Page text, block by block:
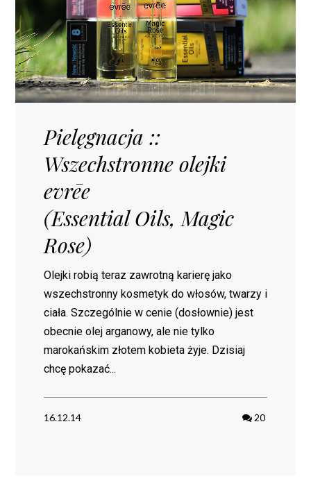
Pielęgnacja ::
Wszechstronne olejki
evrēe
(Essential Oils, Magic
Rose)
Olejki robią teraz zawrotną karierę jako
wszechstronny kosmetyk do włosów, twarzy i
ciała. Szczególnie w cenie (dosłownie) jest
obecnie olej arganowy, ale nie tylko
marokańskim złotem kobieta żyje. Dzisiaj
chcę pokazać...
16.12.14 20